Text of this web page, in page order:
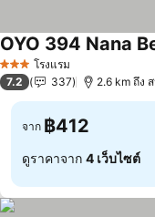
3 ดาว โรงแรม
OYO 394 Nana
7.2 337 2.6 km ถึง
จาก ฿412
ดูราคาจาก 4 เว็บไซต์